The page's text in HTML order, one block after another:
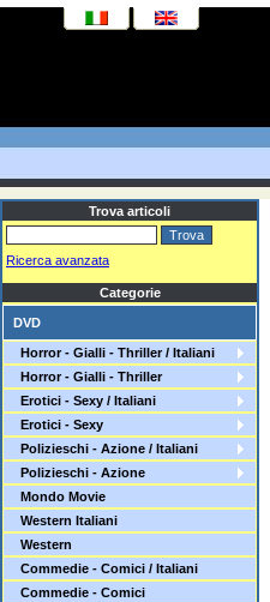
Trova articoli
Ricerca avanzata
Categorie
DVD
Horror - Gialli - Thriller / Italiani
Horror - Gialli - Thriller
Erotici - Sexy / Italiani
Erotici - Sexy
Polizieschi - Azione / Italiani
Polizieschi - Azione
Mondo Movie
Western Italiani
Western
Commedie - Comici / Italiani
Commedie - Comici